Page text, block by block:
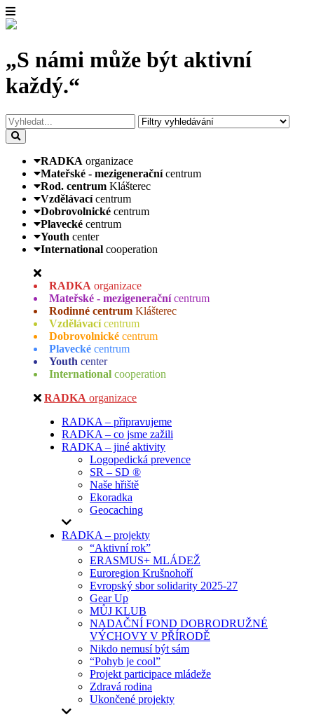
„S námi může být aktivní
každý.“
RADKA organizace
Mateřské - mezigenerační centrum
Rod. centrum Klášterec
Vzdělávací centrum
Dobrovolnické centrum
Plavecké centrum
Youth center
International cooperation
RADKA organizace
Mateřské - mezigenerační centrum
Rodinné centrum Klášterec
Vzdělávací centrum
Dobrovolnické centrum
Plavecké centrum
Youth center
International cooperation
RADKA organizace
RADKA – připravujeme
RADKA – co jsme zažili
RADKA – jiné aktivity
Logopedická prevence
SR – SD ®
Naše hřiště
Ekoradka
Geocaching
RADKA – projekty
“Aktivní rok”
ERASMUS+ MLÁDEŽ
Euroregion Krušnohoří
Evropský sbor solidarity 2025-27
Gear Up
MŮJ KLUB
NADAČNÍ FOND DOBRODRUŽNÉ
VÝCHOVY V PŘÍRODĚ
Nikdo nemusí být sám
“Pohyb je cool”
Projekt participace mládeže
Zdravá rodina
Ukončené projekty